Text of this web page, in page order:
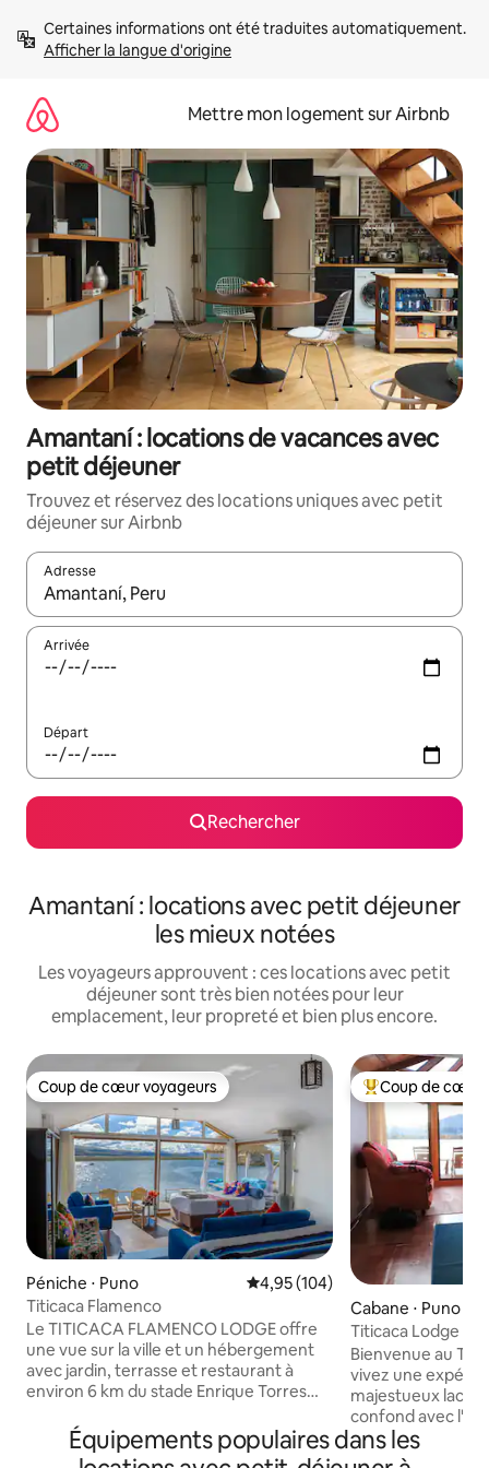
directement
Afficher la langue d'origine
Mettre mon logement sur Airbnb
Amantaní : locations de vacances avec
petit déjeuner
Trouvez et réservez des locations uniques avec petit
déjeuner sur Airbnb
Adresse
Lorsque les résultats s'affichent, utilisez les flèches vers le
Arrivée
Départ
Rechercher
Amantaní : locations avec petit déjeuner
les mieux notées
Les voyageurs approuvent : ces locations avec petit
déjeuner sont très bien notées pour leur
emplacement, leur propreté et bien plus encore.
Coup de cœur voyageurs
Coup de cœur voyageurs
Péniche ⋅ Puno Évaluation moyenne sur la
4,95 (104)
Titicaca Flamenco
Le TITICACA FLAMENCO LODGE offre
une vue sur la ville et un hébergement
avec jardin, terrasse et restaurant à
environ 6 km du stade Enrique Torres
montagne. Près du port de Puno Le
lodge comprend une chambre, un salon
Coups de cœur
Coup de cœur
Cabane ⋅ Puno
Titicaca Lodge
Bienvenue au
vivez une
majestueux lac
confond avec
rêve conçu pour
comme chez
Équipements populaires dans les